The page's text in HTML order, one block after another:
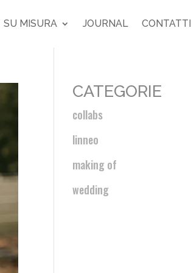
SU MISURA JOURNAL CONTATTI
CATEGORIE
collabs
linneo
making of
wedding